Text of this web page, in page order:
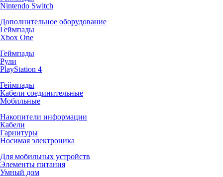
Nintendo Switch
Дополнительное оборудование
Геймпады
Xbox One
Геймпады
Рули
PlayStation 4
Геймпады
Кабели соединительные
Мобильные
Накопители информации
Кабели
Гарнитуры
Носимая электроника
Для мобильных устройств
Элементы питания
Умный дом